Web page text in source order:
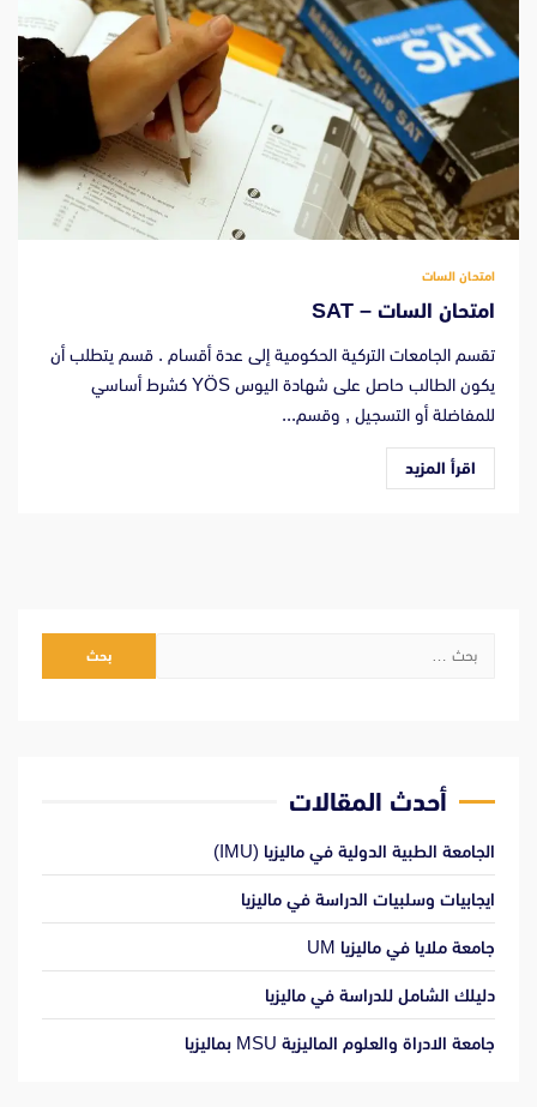
امتحان السات
امتحان السات – SAT
تقسم الجامعات التركية الحكومية إلى عدة أقسام . قسم يتطلب أن
يكون الطالب حاصل على شهادة اليوس YÖS كشرط أساسي
للمفاضلة أو التسجيل , وقسم...
اقرأ المزيد
البحث
أحدث المقالات
الجامعة الطبية الدولية في ماليزيا (IMU)
ايجابيات وسلبيات الدراسة في ماليزيا
جامعة ملايا في ماليزيا UM
دليلك الشامل للدراسة في ماليزيا
جامعة الادراة والعلوم الماليزية MSU بماليزيا